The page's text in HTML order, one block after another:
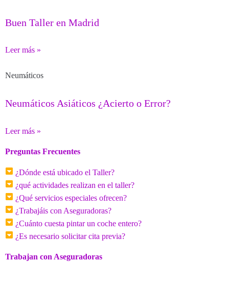
Buen Taller en Madrid
Leer más »
Neumáticos
Neumáticos Asiáticos ¿Acierto o Error?
Leer más »
Preguntas Frecuentes
¿Dónde está ubicado el Taller?
¿qué actividades realizan en el taller?
¿Qué servicios especiales ofrecen?
¿Trabajáis con Aseguradoras?
¿Cuánto cuesta pintar un coche entero?
¿Es necesario solicitar cita previa?
Trabajan con Aseguradoras